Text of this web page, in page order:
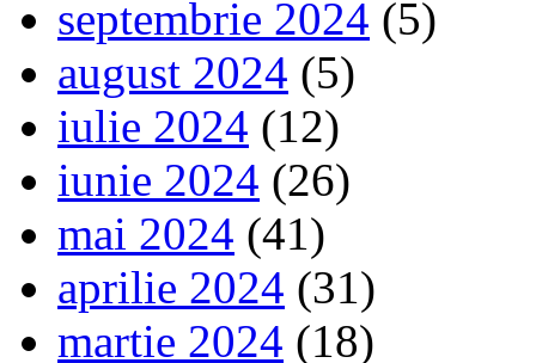
septembrie 2024 (5)
august 2024 (5)
iulie 2024 (12)
iunie 2024 (26)
mai 2024 (41)
aprilie 2024 (31)
martie 2024 (18)